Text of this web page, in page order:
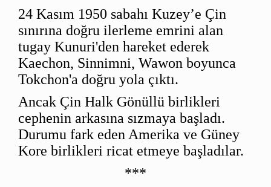
24 Kasım 1950 sabahı Kuzey’e Çin
sınırına doğru ilerleme emrini alan
tugay Kunuri'den hareket ederek
Kaechon, Sinnimni, Wawon boyunca
Tokchon'a doğru yola çıktı.
Ancak Çin Halk Gönüllü birlikleri
cephenin arkasına sızmaya başladı.
Durumu fark eden Amerika ve Güney
Kore birlikleri ricat etmeye başladılar.
***